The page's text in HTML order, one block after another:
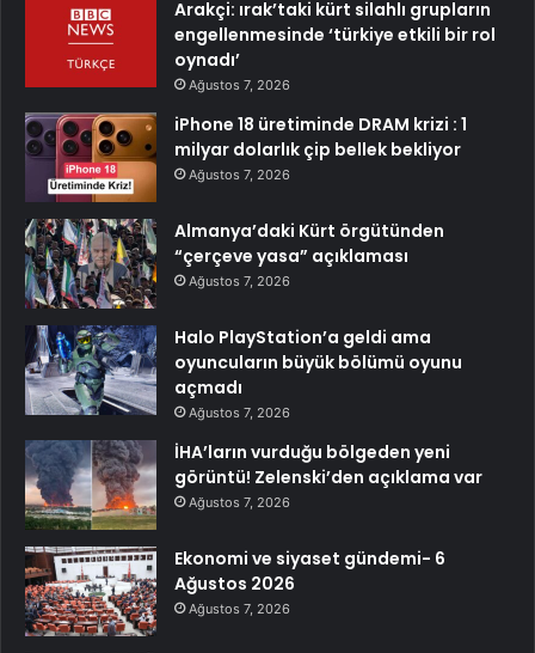
Arakçi: ırak’taki kürt silahlı grupların
engellenmesinde ‘türkiye etkili bir rol
oynadı’
Ağustos 7, 2026
iPhone 18 üretiminde DRAM krizi : 1
milyar dolarlık çip bellek bekliyor
Ağustos 7, 2026
Almanya’daki Kürt örgütünden
“çerçeve yasa” açıklaması
Ağustos 7, 2026
Halo PlayStation’a geldi ama
oyuncuların büyük bölümü oyunu
açmadı
Ağustos 7, 2026
İHA’ların vurduğu bölgeden yeni
görüntü! Zelenski’den açıklama var
Ağustos 7, 2026
Ekonomi ve siyaset gündemi- 6
Ağustos 2026
Ağustos 7, 2026